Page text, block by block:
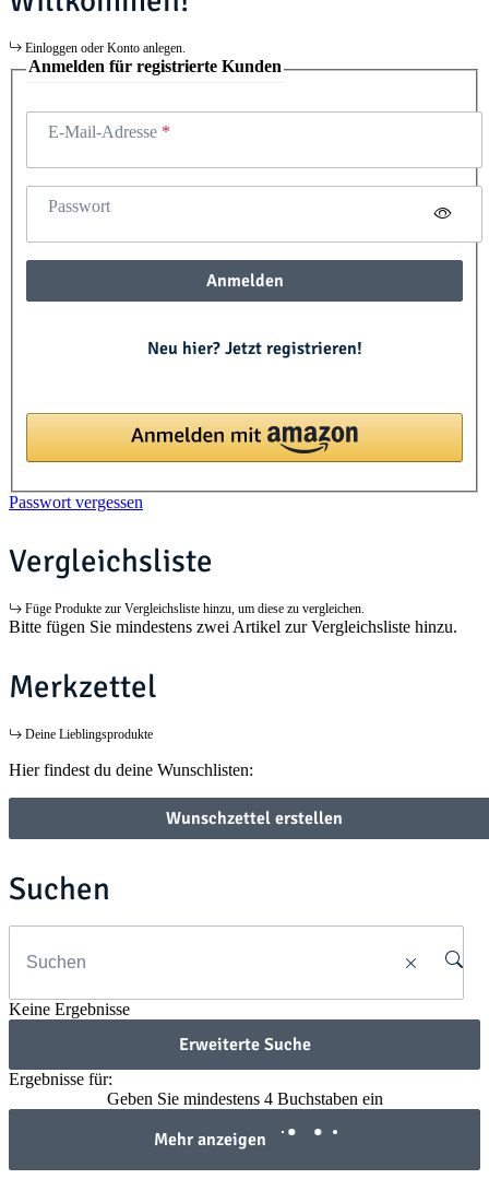
Einloggen oder Konto anlegen.
Anmelden für registrierte Kunden
E-Mail-Adresse
Passwort
Anmelden
Neu hier? Jetzt registrieren!
Passwort vergessen
Vergleichsliste
Füge Produkte zur Vergleichsliste hinzu, um diese zu vergleichen.
Bitte fügen Sie mindestens zwei Artikel zur Vergleichsliste hinzu.
Merkzettel
Deine Lieblingsprodukte
Hier findest du deine Wunschlisten:
Wunschzettel erstellen
Suchen
Keine Ergebnisse
Erweiterte Suche
Ergebnisse für:
Geben Sie mindestens 4 Buchstaben ein
Mehr anzeigen